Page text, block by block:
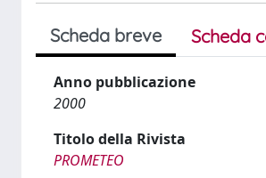
Scheda breve Scheda
Anno pubblicazione
2000
Titolo della Rivista
PROMETEO